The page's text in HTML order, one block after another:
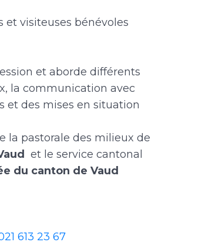
visiteuses bénévoles
et aborde différents
la communication avec
et des mises en situation
la pastorale des milieux de
et le service cantonal
du canton de Vaud
613 23 67